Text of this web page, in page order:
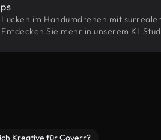
im Handumdrehen mit
Sie mehr in unserem KI-
Kreative für Coverr?